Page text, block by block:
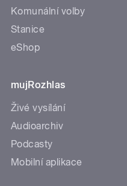
Komunální volby
Stanice
eShop
mujRozhlas
Živé vysílání
Audioarchiv
Podcasty
Mobilní aplikace